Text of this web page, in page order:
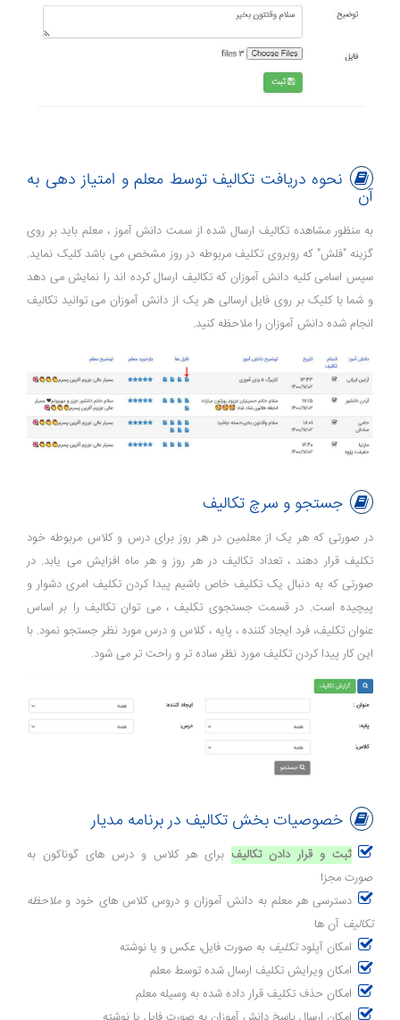
نحوه دریافت تکالیف توسط معلم و امتیاز دهی به
آن
به منظور مشاهده تکالیف ارسال شده از سمت دانش آموز ، معلم باید بر روی
گزینه "فلش" که روبروی تکلیف مربوطه در روز مشخص می باشد کلیک نماید.
سپس اسامی کلیه دانش آموزان که تکالیف ارسال کرده اند را نمایش می دهد
و شما با کلیک بر روی فایل ارسالی هر یک از دانش آموزان می توانید تکالیف
انجام شده دانش آموزان را ملاحظه کنید.
جستجو و سرچ تکالیف
در صورتی که هر یک از معلمین در هر روز برای درس و کلاس مربوطه خود
تکلیف قرار دهند ، تعداد تکالیف در هر روز و هر ماه افزایش می یابد. در
صورتی که به دنبال یک تکلیف خاص باشیم پیدا کردن تکلیف امری دشوار و
پیچیده است. در قسمت جستجوی تکلیف ، می توان تکالیف را بر اساس
عنوان تکلیف، فرد ایجاد کننده ، پایه ، کلاس و درس مورد نظر جستجو نمود. با
این کار پیدا کردن تکلیف مورد نظر ساده تر و راحت تر می شود.
خصوصیات بخش تکالیف در برنامه مدیار
ثبت و قرار دادن تکالیف برای هر کلاس و درس های گوناکون به
صورت مجزا
دسترسی هر معلم به دانش آموزان و دروس کلاس های خود وملاحظه
تکالیف آن ها
امکان آپلودتکلیف به صورت فایل، عکس و یا نوشته
امکان ویرایش تکلیف ارسال شده توسط معلم
امکان حذف تکلیف قرار داده شده به وسیله معلم